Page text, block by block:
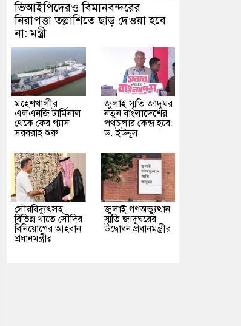
ভিআইপিদেরও বিমানবন্দরের
নিরাপত্তা তল্লাশিতে ছাড় দেওয়া হবে
না: মন্ত্রী
মহেশখালীর
এলএনজি টার্মিনাল
থেকে ফের গ্যাস
সরবরাহ শুরু
জুলাই স্মৃতি জাদুঘর
নতুন বাংলাদেশের
পথচলার কেন্দ্র হবে:
ড. ইউনূস
সৌরবিদ্যুৎসহ
বিভিন্ন খাতে সৌদির
বিনিয়োগের আহবান
প্রধানমন্ত্রীর
জুলাই গণঅভ্যুত্থান
স্মৃতি জাদুঘরের
উদ্বোধন প্রধানমন্ত্রীর